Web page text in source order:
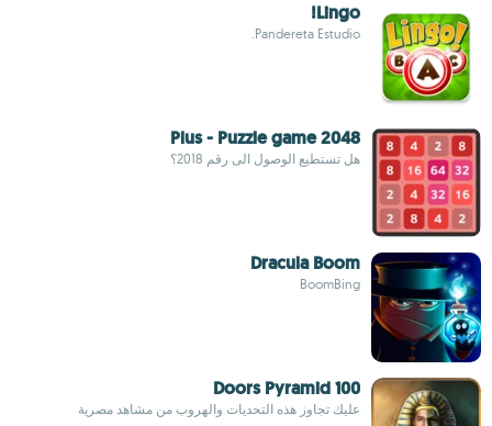
Lingo!
Pandereta Estudio.
2048 Plus - Puzzle game
هل تستطيع الوصول الى رقم 2018؟
Dracula Boom
BoomBing
100 Doors Pyramid
عليك تجاوز هذه التحديات والهروب من مشاهد مصرية